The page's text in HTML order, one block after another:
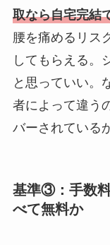
取なら自宅完結
腰を痛めるリス
してもらえる。
と思っていい。
者によって違う
バーされている
基準③：手数
べて無料か